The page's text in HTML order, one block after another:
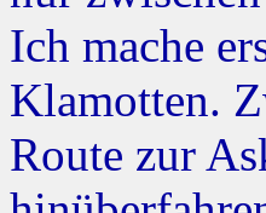
Ich mache
Klamotten.
Route zur